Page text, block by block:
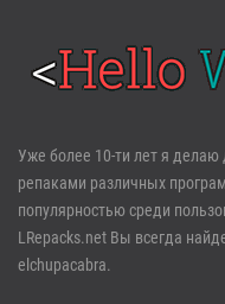
Войти
Забыли пароль?
Уже более 10-ти лет я
репаками различных
популярностью среди
LRepacks.net Вы всегда
elchupacabra.